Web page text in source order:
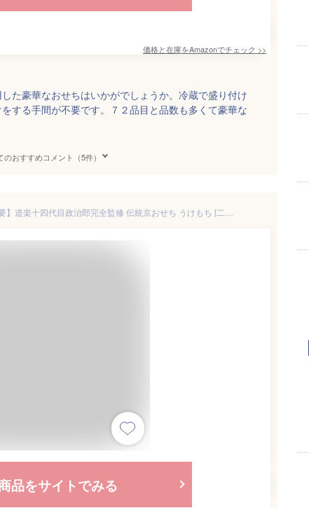
価格と在庫をAmazonでチェック >>
た豪華なおせちはいかがでしょうか。冷蔵で盛り付け
する手間が不要です。７２品目と品数も多くて豪華な
のおすすめコメント（5件）
品をサイトでみる